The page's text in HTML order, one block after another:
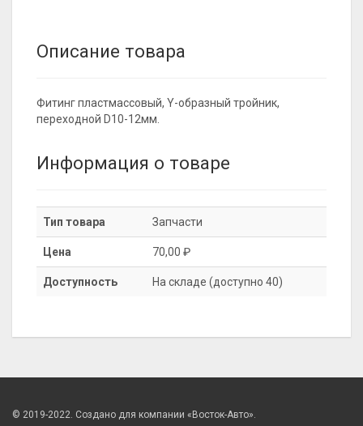
Описание товара
Фитинг пластмассовый, Y-образный тройник,
переходной D10-12мм.
Информация о товаре
Тип товара Запчасти
Цена 70,00 ₽
Доступность На складе (доступно 40)
© 2019-2022. Создано для компании «Восток-Авто».